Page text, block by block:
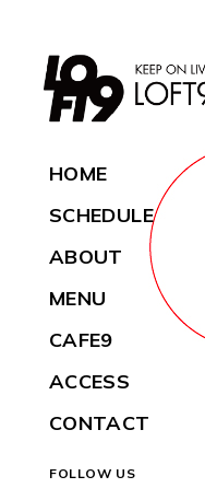
HOME
SCHEDULE
ABOUT
MENU
CAFE9
ACCESS
CONTACT
FOLLOW US